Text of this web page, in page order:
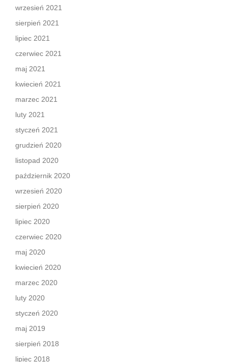
wrzesień 2021
sierpień 2021
lipiec 2021
czerwiec 2021
maj 2021
kwiecień 2021
marzec 2021
luty 2021
styczeń 2021
grudzień 2020
listopad 2020
październik 2020
wrzesień 2020
sierpień 2020
lipiec 2020
czerwiec 2020
maj 2020
kwiecień 2020
marzec 2020
luty 2020
styczeń 2020
maj 2019
sierpień 2018
lipiec 2018